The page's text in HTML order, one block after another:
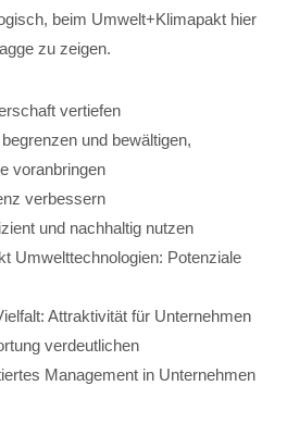
beim Umwelt+Klimapakt hier
zu zeigen.
vertiefen
und bewältigen,
voranbringen
verbessern
und nachhaltig nutzen
Umwelttechnologien: Potenziale
Attraktivität für Unternehmen
verdeutlichen
Management in Unternehmen